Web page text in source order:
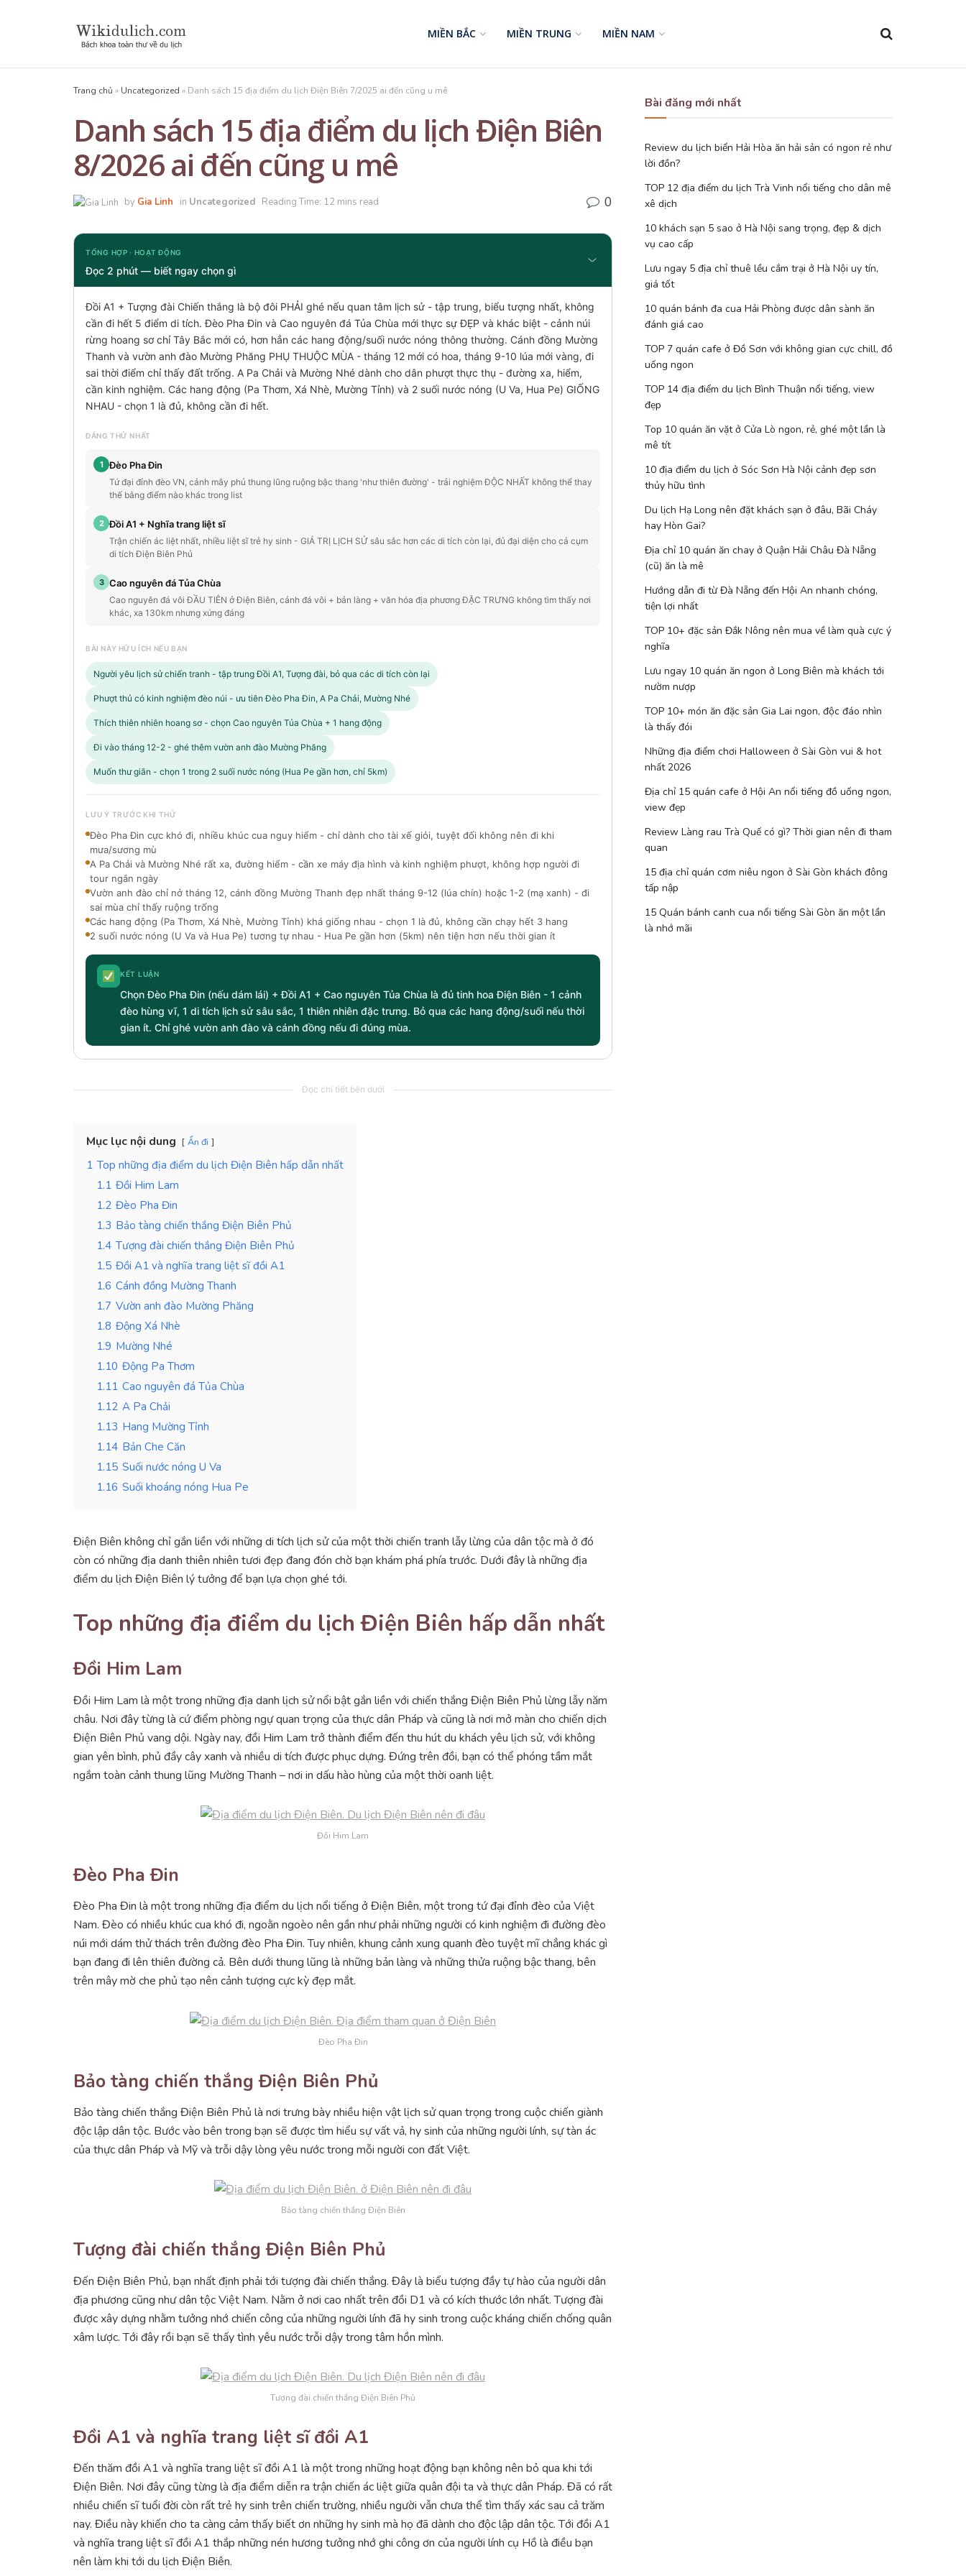
MIỀN BẮC MIỀN TRUNG MIỀN NAM
Trang chủ » Uncategorized » Danh sách 15 địa điểm du lịch Điện Biên 7/2025 ai đến cũng u mê
Danh sách 15 địa điểm du lịch Điện Biên
8/2026 ai đến cũng u mê
by Gia Linh in Uncategorized Reading Time: 12 mins read 0
TỔNG HỢP · HOẠT ĐỘNG
Đọc 2 phút — biết ngay chọn gì
Đồi A1 + Tượng đài Chiến thắng là bộ đôi PHẢI ghé nếu quan tâm lịch sử - tập trung, biểu tượng nhất, không
cần đi hết 5 điểm di tích. Đèo Pha Đin và Cao nguyên đá Tủa Chùa mới thực sự ĐẸP và khác biệt - cảnh núi
rừng hoang sơ chỉ Tây Bắc mới có, hơn hẳn các hang động/suối nước nóng thông thường. Cánh đồng Mường
Thanh và vườn anh đào Mường Phăng PHỤ THUỘC MÙA - tháng 12 mới có hoa, tháng 9-10 lúa mới vàng, đi
sai thời điểm chỉ thấy đất trống. A Pa Chải và Mường Nhé dành cho dân phượt thực thụ - đường xa, hiểm,
cần kinh nghiệm. Các hang động (Pa Thơm, Xá Nhè, Mường Tỉnh) và 2 suối nước nóng (U Va, Hua Pe) GIỐNG
NHAU - chọn 1 là đủ, không cần đi hết.
ĐÁNG THỬ NHẤT
1 Đèo Pha Đin
Tứ đại đỉnh đèo VN, cảnh mây phủ thung lũng ruộng bậc thang 'như thiên đường' - trải nghiệm ĐỘC NHẤT không thể thay
thế bằng điểm nào khác trong list
2 Đồi A1 + Nghĩa trang liệt sĩ
Trận chiến ác liệt nhất, nhiều liệt sĩ trẻ hy sinh - GIÁ TRỊ LỊCH SỬ sâu sắc hơn các di tích còn lại, đủ đại diện cho cả cụm
di tích Điện Biên Phủ
3 Cao nguyên đá Tủa Chùa
Cao nguyên đá vôi ĐẦU TIÊN ở Điện Biên, cảnh đá vôi + bản làng + văn hóa địa phương ĐẶC TRƯNG không tìm thấy nơi
khác, xa 130km nhưng xứng đáng
BÀI NÀY HỮU ÍCH NẾU BẠN
Người yêu lịch sử chiến tranh - tập trung Đồi A1, Tượng đài, bỏ qua các di tích còn lại
Phượt thủ có kinh nghiệm đèo núi - ưu tiên Đèo Pha Đin, A Pa Chải, Mường Nhé
Thích thiên nhiên hoang sơ - chọn Cao nguyên Tủa Chùa + 1 hang động
Đi vào tháng 12-2 - ghé thêm vườn anh đào Mường Phăng
Muốn thư giãn - chọn 1 trong 2 suối nước nóng (Hua Pe gần hơn, chỉ 5km)
LƯU Ý TRƯỚC KHI THỬ
Đèo Pha Đin cực khó đi, nhiều khúc cua nguy hiểm - chỉ dành cho tài xế giỏi, tuyệt đối không nên đi khi
mưa/sương mù
A Pa Chải và Mường Nhé rất xa, đường hiểm - cần xe máy địa hình và kinh nghiệm phượt, không hợp người đi
tour ngắn ngày
Vườn anh đào chỉ nở tháng 12, cánh đồng Mường Thanh đẹp nhất tháng 9-12 (lúa chín) hoặc 1-2 (mạ xanh) - đi
sai mùa chỉ thấy ruộng trống
Các hang động (Pa Thơm, Xá Nhè, Mường Tỉnh) khá giống nhau - chọn 1 là đủ, không cần chạy hết 3 hang
2 suối nước nóng (U Va và Hua Pe) tương tự nhau - Hua Pe gần hơn (5km) nên tiện hơn nếu thời gian ít
KẾT LUẬN
Chọn Đèo Pha Đin (nếu dám lái) + Đồi A1 + Cao nguyên Tủa Chùa là đủ tinh hoa Điện Biên - 1 cảnh
đèo hùng vĩ, 1 di tích lịch sử sâu sắc, 1 thiên nhiên đặc trưng. Bỏ qua các hang động/suối nếu thời
gian ít. Chỉ ghé vườn anh đào và cánh đồng nếu đi đúng mùa.
Đọc chi tiết bên dưới
Mục lục nội dung Ẩn đi
1 Top những địa điểm du lịch Điện Biên hấp dẫn nhất
1.1 Đồi Him Lam
1.2 Đèo Pha Đin
1.3 Bảo tàng chiến thắng Điện Biên Phủ
1.4 Tượng đài chiến thắng Điện Biên Phủ
1.5 Đồi A1 và nghĩa trang liệt sĩ đồi A1
1.6 Cánh đồng Mường Thanh
1.7 Vườn anh đào Mường Phăng
1.8 Động Xá Nhè
1.9 Mường Nhé
1.10 Động Pa Thơm
1.11 Cao nguyên đá Tủa Chùa
1.12 A Pa Chải
1.13 Hang Mường Tỉnh
1.14 Bản Che Căn
1.15 Suối nước nóng U Va
1.16 Suối khoáng nóng Hua Pe
Điện Biên không chỉ gắn liền với những di tích lịch sử của một thời chiến tranh lẫy lừng của dân tộc mà ở đó
còn có những địa danh thiên nhiên tươi đẹp đang đón chờ bạn khám phá phía trước. Dưới đây là những địa
điểm du lịch Điện Biên lý tưởng để bạn lựa chọn ghé tới.
Top những địa điểm du lịch Điện Biên hấp dẫn nhất
Đồi Him Lam
Đồi Him Lam là một trong những địa danh lịch sử nổi bật gắn liền với chiến thắng Điện Biên Phủ lừng lẫy năm
châu. Nơi đây từng là cứ điểm phòng ngự quan trọng của thực dân Pháp và cũng là nơi mở màn cho chiến dịch
Điện Biên Phủ vang dội. Ngày nay, đồi Him Lam trở thành điểm đến thu hút du khách yêu lịch sử, với không
gian yên bình, phủ đầy cây xanh và nhiều di tích được phục dựng. Đứng trên đồi, bạn có thể phóng tầm mắt
ngắm toàn cảnh thung lũng Mường Thanh – nơi in dấu hào hùng của một thời oanh liệt.
Đồi Him Lam
Đèo Pha Đin
Đèo Pha Đin là một trong những địa điểm du lịch nổi tiếng ở Điện Biên, một trong tứ đại đỉnh đèo của Việt
Nam. Đèo có nhiều khúc cua khó đi, ngoằn ngoèo nên gần như phải những người có kinh nghiệm đi đường đèo
núi mới dám thử thách trên đường đèo Pha Đin. Tuy nhiên, khung cảnh xung quanh đèo tuyệt mĩ chẳng khác gì
bạn đang đi lên thiên đường cả. Bên dưới thung lũng là những bản làng và những thửa ruộng bậc thang, bên
trên mây mờ che phủ tạo nên cảnh tượng cực kỳ đẹp mắt.
Đèo Pha Đin
Bảo tàng chiến thắng Điện Biên Phủ
Bảo tàng chiến thắng Điện Biên Phủ là nơi trưng bày nhiều hiện vật lịch sử quan trọng trong cuộc chiến giành
độc lập dân tộc. Bước vào bên trong bạn sẽ được tìm hiểu sự vất vả, hy sinh của những người lính, sự tàn ác
của thực dân Pháp và Mỹ và trỗi dậy lòng yêu nước trong mỗi người con đất Việt.
Bảo tàng chiến thắng Điện Biên
Tượng đài chiến thắng Điện Biên Phủ
Đến Điện Biên Phủ, bạn nhất định phải tới tượng đài chiến thắng. Đây là biểu tượng đầy tự hào của người dân
địa phương cũng như dân tộc Việt Nam. Nằm ở nơi cao nhất trên đồi D1 và có kích thước lớn nhất. Tượng đài
được xây dựng nhằm tưởng nhớ chiến công của những người lính đã hy sinh trong cuộc kháng chiến chống quân
xâm lược. Tới đây rồi bạn sẽ thấy tình yêu nước trỗi dậy trong tâm hồn mình.
Tượng đài chiến thắng Điện Biên Phủ
Đồi A1 và nghĩa trang liệt sĩ đồi A1
Đến thăm đồi A1 và nghĩa trang liệt sĩ đồi A1 là một trong những hoạt động bạn không nên bỏ qua khi tới
Điện Biên. Nơi đây cũng từng là địa điểm diễn ra trận chiến ác liệt giữa quân đội ta và thực dân Pháp. Đã có rất
nhiều chiến sĩ tuổi đời còn rất trẻ hy sinh trên chiến trường, nhiều người vẫn chưa thể tìm thấy xác sau cả trăm
nay. Điều này khiến cho ta càng cảm thấy biết ơn những hy sinh mà họ đã dành cho độc lập dân tộc. Tới đồi A1
và nghĩa trang liệt sĩ đồi A1 thắp những nén hương tưởng nhớ ghi công ơn của người lính cụ Hồ là điều bạn
nên làm khi tới du lịch Điện Biên.
Bài đăng mới nhất
Review du lịch biển Hải Hòa ăn hải sản có ngon rẻ như
lời đồn?
TOP 12 địa điểm du lịch Trà Vinh nổi tiếng cho dân mê
xê dịch
10 khách sạn 5 sao ở Hà Nội sang trọng, đẹp & dịch
vụ cao cấp
Lưu ngay 5 địa chỉ thuê lều cắm trại ở Hà Nội uy tín,
giá tốt
10 quán bánh đa cua Hải Phòng được dân sành ăn
đánh giá cao
TOP 7 quán cafe ở Đồ Sơn với không gian cực chill, đồ
uống ngon
TOP 14 địa điểm du lịch Bình Thuận nổi tiếng, view
đẹp
Top 10 quán ăn vặt ở Cửa Lò ngon, rẻ, ghé một lần là
mê tít
10 địa điểm du lịch ở Sóc Sơn Hà Nội cảnh đẹp sơn
thủy hữu tình
Du lịch Hạ Long nên đặt khách sạn ở đâu, Bãi Cháy
hay Hòn Gai?
Địa chỉ 10 quán ăn chay ở Quận Hải Châu Đà Nẵng
(cũ) ăn là mê
Hướng dẫn đi từ Đà Nẵng đến Hội An nhanh chóng,
tiện lợi nhất
TOP 10+ đặc sản Đắk Nông nên mua về làm quà cực ý
nghĩa
Lưu ngay 10 quán ăn ngon ở Long Biên mà khách tới
nườm nượp
TOP 10+ món ăn đặc sản Gia Lai ngon, độc đáo nhìn
là thấy đói
Những địa điểm chơi Halloween ở Sài Gòn vui & hot
nhất 2026
Địa chỉ 15 quán cafe ở Hội An nổi tiếng đồ uống ngon,
view đẹp
Review Làng rau Trà Quế có gì? Thời gian nên đi tham
quan
15 địa chỉ quán cơm niêu ngon ở Sài Gòn khách đông
tấp nập
15 Quán bánh canh cua nổi tiếng Sài Gòn ăn một lần
là nhớ mãi